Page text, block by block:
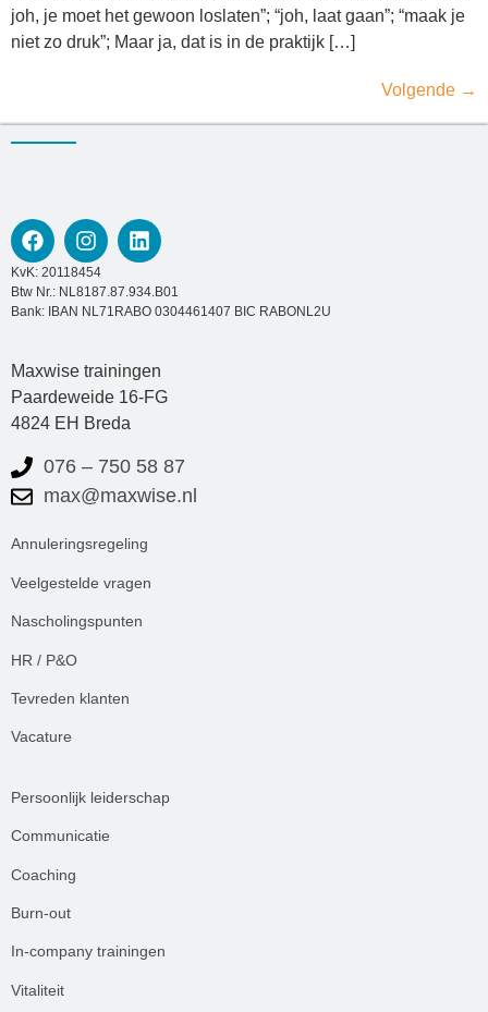
joh, je moet het gewoon loslaten”; “joh, laat gaan”; “maak je
niet zo druk”; Maar ja, dat is in de praktijk […]
Volgende →
KvK: 20118454
Btw Nr.: NL8187.87.934.B01
Bank: IBAN NL71RABO 0304461407 BIC RABONL2U
Maxwise trainingen
Paardeweide 16-FG
4824 EH Breda
076 – 750 58 87
max@maxwise.nl
Annuleringsregeling
Veelgestelde vragen
Nascholingspunten
HR / P&O
Tevreden klanten
Vacature
Persoonlijk leiderschap
Communicatie
Coaching
Burn-out
In-company trainingen
Vitaliteit